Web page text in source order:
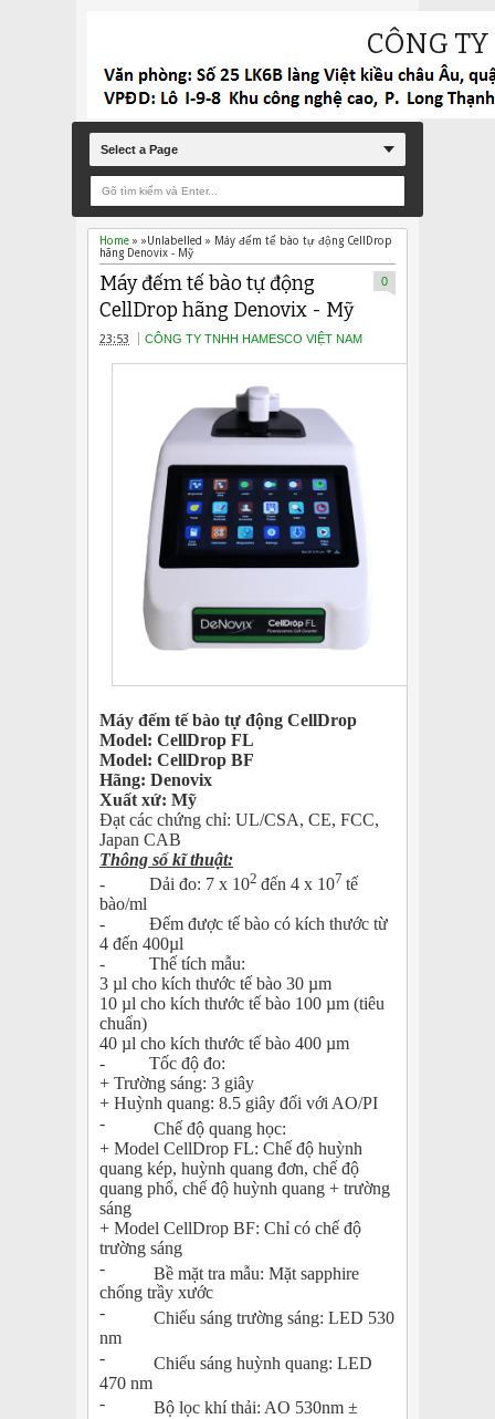
CÔNG
Select a Page
Home » »Unlabelled » Máy đếm tế bào tự động CellDrop
hãng Denovix - Mỹ
Máy đếm tế bào tự động
CellDrop hãng Denovix - Mỹ
23:53 CÔNG TY TNHH HAMESCO VIỆT NAM
0
Máy đếm tế bào tự động CellDrop
Model: CellDrop FL
Model: CellDrop BF
Hãng: Denovix
Xuất xứ: Mỹ
Đạt các chứng chỉ: UL/CSA, CE, FCC,
Japan CAB
Thông số kĩ thuật:
- Dải đo: 7 x 102 đến 4 x 107 tế
bào/ml
- Đếm được tế bào có kích thước từ
4 đến 400µl
- Thế tích mẫu:
3 µl cho kích thước tế bào 30 µm
10 µl cho kích thước tế bào 100 µm (tiêu
chuẩn)
40 µl cho kích thước tế bào 400 µm
- Tốc độ đo:
+ Trường sáng: 3 giây
+ Huỳnh quang: 8.5 giây đối với AO/PI
- Chế độ quang học:
+ Model CellDrop FL: Chế độ huỳnh
quang kép, huỳnh quang đơn, chế độ
quang phổ, chế độ huỳnh quang + trường
sáng
+ Model CellDrop BF: Chỉ có chế độ
trường sáng
- Bề mặt tra mẫu: Mặt sapphire
chống trầy xước
- Chiếu sáng trường sáng: LED 530
nm
- Chiếu sáng huỳnh quang: LED
470 nm
- Bộ lọc khí thải: AO 530nm ±